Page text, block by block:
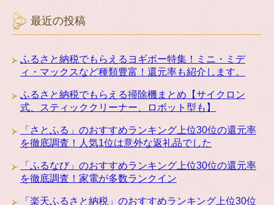
最近の投稿
ふるさと納税でもらえるヨギボー特集！ミニ・ミデ
ィ・マックスなど種類豊富！還元率も紹介します。
ふるさと納税でもらえる掃除機まとめ【サイクロン
式、スティッククリーナー、ロボット型も】
「さとふる」のおすすめランキング上位30位の還元率
を徹底調査！人気1位は意外な返礼品でした
「ふるなび」のおすすめランキング上位30位の還元率
を徹底調査！家電が多数ランクイン
「楽天ふるさと納税」のおすすめランキング上位30位